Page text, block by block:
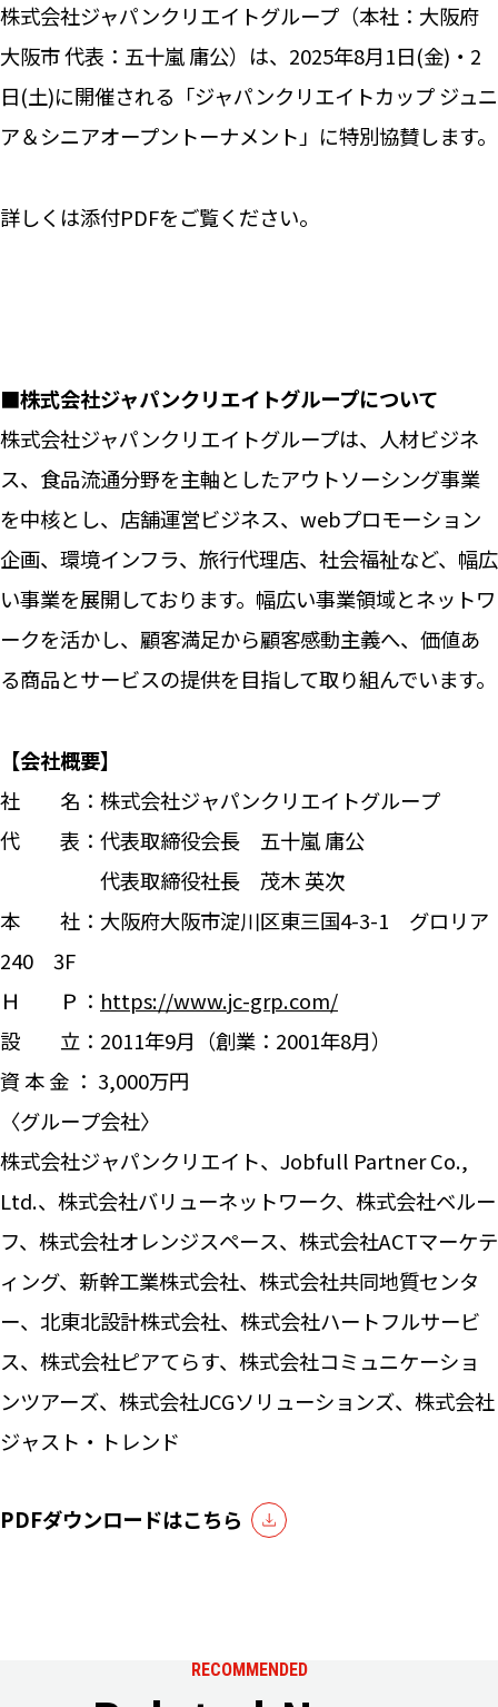
株式会社ジャパンクリエイトグループ（本社：大阪府
大阪市 代表：五十嵐 庸公）は、2025年8月1日(金)・2
日(土)に開催される「ジャパンクリエイトカップ ジュニ
ア＆シニアオープントーナメント」に特別協賛します。
詳しくは添付PDFをご覧ください。
■株式会社ジャパンクリエイトグループについて
株式会社ジャパンクリエイトグループは、人材ビジネ
ス、食品流通分野を主軸としたアウトソーシング事業
を中核とし、店舗運営ビジネス、webプロモーション
企画、環境インフラ、旅行代理店、社会福祉など、幅広
い事業を展開しております。幅広い事業領域とネットワ
ークを活かし、顧客満足から顧客感動主義へ、価値あ
る商品とサービスの提供を目指して取り組んでいます。
【会社概要】
社 名：株式会社ジャパンクリエイトグループ
代 表：代表取締役会長 五十嵐庸公
代表取締役社長 茂木 英次
本 社：大阪府大阪市淀川区東三国4-3-1 グロリア
240 3F
Ｈ Ｐ： https://www.jc-grp.com/
設 立：2011年9月（創業：2001年8月）
資 本 金 ： 3,000万円
〈グループ会社〉
株式会社ジャパンクリエイト、Jobfull Partner Co.,
Ltd.、株式会社バリューネットワーク、株式会社ベルー
フ、株式会社オレンジスペース、株式会社ACTマーケテ
ィング、新幹工業株式会社、株式会社共同地質センタ
ー、北東北設計株式会社、株式会社ハートフルサービ
ス、株式会社ピアてらす、株式会社コミュニケーショ
ンツアーズ、株式会社JCGソリューションズ、株式会社
ジャスト・トレンド
PDFダウンロードはこちら
RECOMMENDED